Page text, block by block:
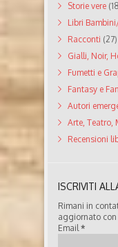
Storie vere
Libri
Racconti (27)
Gialli, Noir,
Fumetti e
Fantasy e
Autori
Arte, Teatro,
Recensioni
ISCRIVITI
Rimani in
aggiornato con
Email*